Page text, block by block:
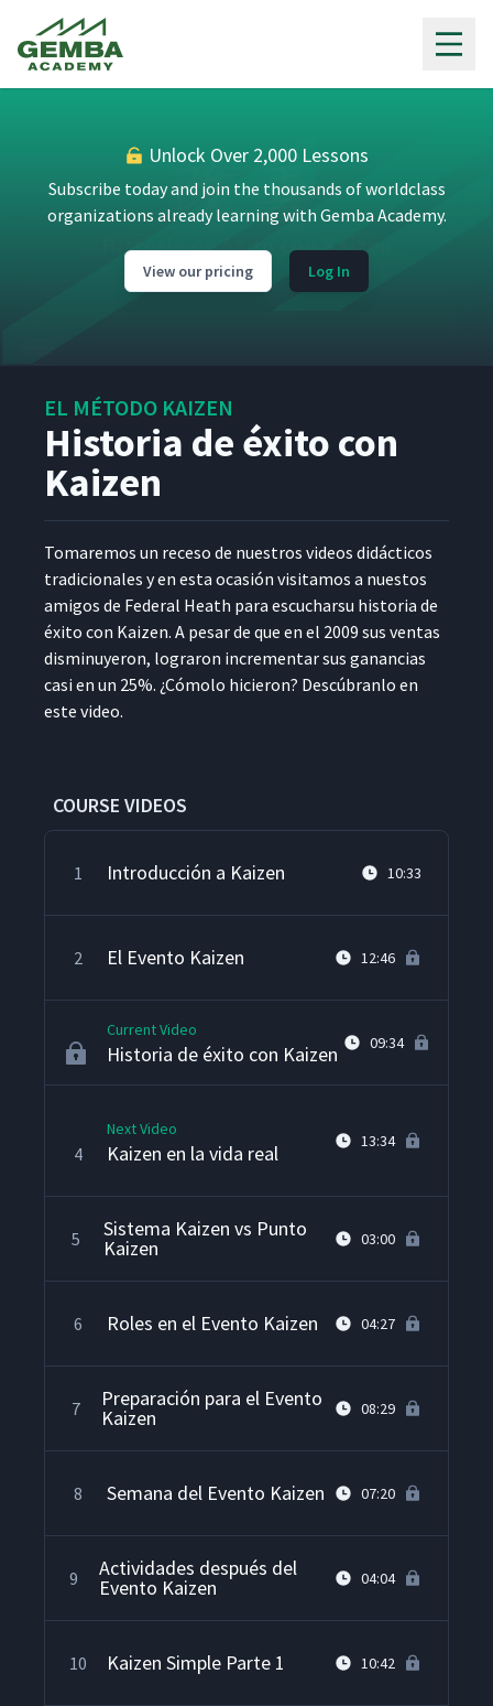
Unlock Over 2,000 Lessons
Subscribe today and join the thousands of worldclass
organizations already learning with Gemba Academy.
View our pricing Log In
EL MÉTODO KAIZEN
Historia de éxito con
Kaizen
Tomare­mos un rece­so de nue­stros videos didác­ti­cos
tradi­cionales y en esta ocasión visi­ta­mos a nuestos
ami­gos de Fed­er­al Heath para escuchar­su his­to­ria de
éxi­to con Kaizen. A pesar de que en el 2009 sus ven­tas
dis­min­uyeron, lograron incre­men­tar sus ganan­cias
casi en un 25%. ¿Cómo­lo hicieron? Descúbran­lo en
este video.
COURSE VIDEOS
1 Introducción a Kaizen 10:33
2 El Evento Kaizen 12:46
Current Video
Historia de éxito con Kaizen 09:34
4
Next Video
Kaizen en la vida real 13:34
5 Sistema Kaizen vs Punto
Kaizen 03:00
6 Roles en el Evento Kaizen 04:27
7 Preparación para el Evento
Kaizen 08:29
8 Semana del Evento Kaizen 07:20
9 Actividades después del
Evento Kaizen 04:04
10 Kaizen Simple Parte 1 10:42